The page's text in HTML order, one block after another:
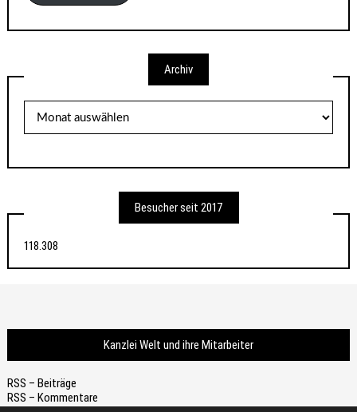
Archiv
Besucher seit 2017
118.308
Kanzlei Welt und ihre Mitarbeiter
RSS – Beiträge
RSS – Kommentare